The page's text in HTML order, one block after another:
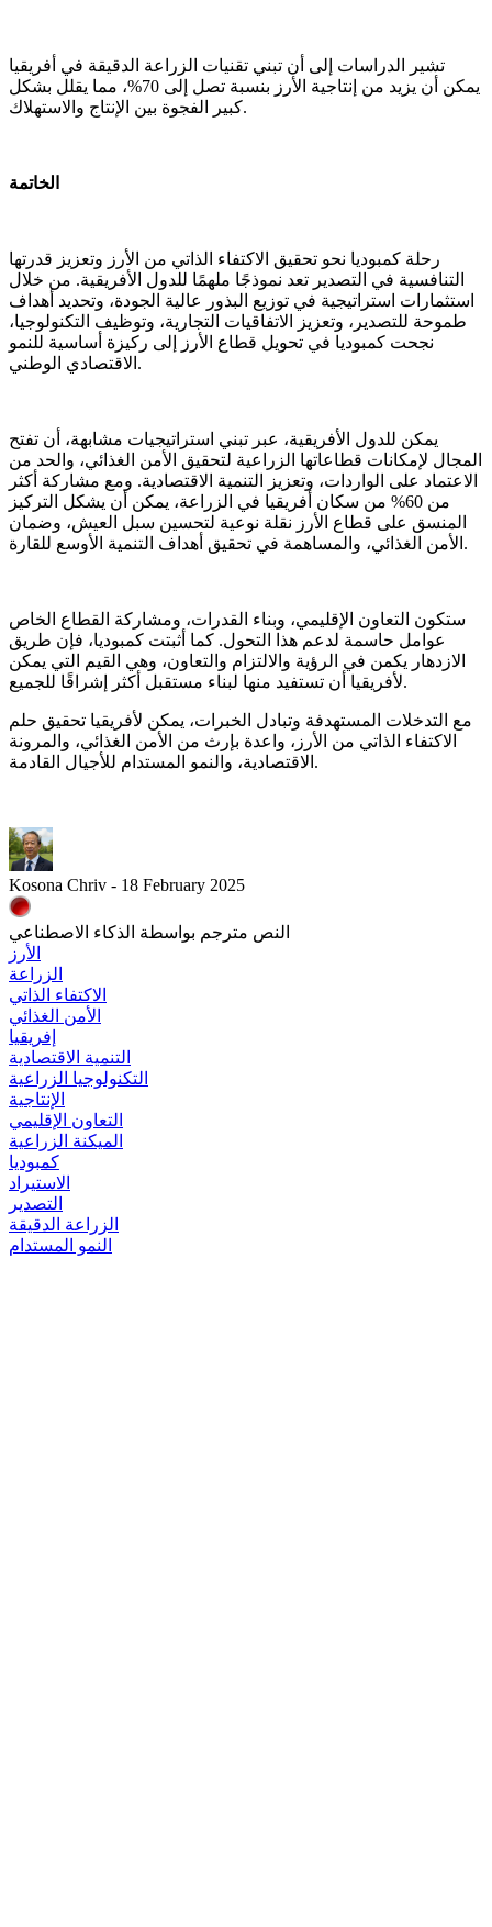
تشير الدراسات إلى أن تبني تقنيات الزراعة الدقيقة في أفريقيا
يمكن أن يزيد من إنتاجية الأرز بنسبة تصل إلى 70%، مما يقلل بشكل
كبير الفجوة بين الإنتاج والاستهلاك.
الخاتمة
رحلة كمبوديا نحو تحقيق الاكتفاء الذاتي من الأرز وتعزيز قدرتها
التنافسية في التصدير تعد نموذجًا ملهمًا للدول الأفريقية. من خلال
استثمارات استراتيجية في توزيع البذور عالية الجودة، وتحديد أهداف
طموحة للتصدير، وتعزيز الاتفاقيات التجارية، وتوظيف التكنولوجيا،
نجحت كمبوديا في تحويل قطاع الأرز إلى ركيزة أساسية للنمو
الاقتصادي الوطني.
يمكن للدول الأفريقية، عبر تبني استراتيجيات مشابهة، أن تفتح
المجال لإمكانات قطاعاتها الزراعية لتحقيق الأمن الغذائي، والحد من
الاعتماد على الواردات، وتعزيز التنمية الاقتصادية. ومع مشاركة أكثر
من 60% من سكان أفريقيا في الزراعة، يمكن أن يشكل التركيز
المنسق على قطاع الأرز نقلة نوعية لتحسين سبل العيش، وضمان
الأمن الغذائي، والمساهمة في تحقيق أهداف التنمية الأوسع للقارة.
ستكون التعاون الإقليمي، وبناء القدرات، ومشاركة القطاع الخاص
عوامل حاسمة لدعم هذا التحول. كما أثبتت كمبوديا، فإن طريق
الازدهار يكمن في الرؤية والالتزام والتعاون، وهي القيم التي يمكن
لأفريقيا أن تستفيد منها لبناء مستقبل أكثر إشراقًا للجميع.
مع التدخلات المستهدفة وتبادل الخبرات، يمكن لأفريقيا تحقيق حلم
الاكتفاء الذاتي من الأرز، واعدة بإرث من الأمن الغذائي، والمرونة
الاقتصادية، والنمو المستدام للأجيال القادمة.
Kosona Chriv - 18 February 2025
النص مترجم بواسطة الذكاء الاصطناعي
الأرز
الزراعة
الاكتفاء الذاتي
الأمن الغذائي
إفريقيا
التنمية الاقتصادية
التكنولوجيا الزراعية
الإنتاجية
التعاون الإقليمي
الميكنة الزراعية
كمبوديا
الاستيراد
التصدير
الزراعة الدقيقة
النمو المستدام